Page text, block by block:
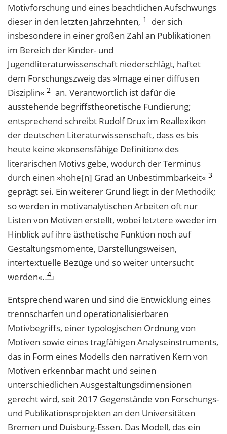
Motivforschung und eines beachtlichen Aufschwungs
dieser in den letzten Jahrzehnten, 1
der sich
insbesondere in einer großen Zahl an Publikationen
im Bereich der Kinder- und
Jugendliteraturwissenschaft niederschlägt, haftet
dem Forschungszweig das »Image einer diffusen
Disziplin« 2 an. Verantwortlich ist dafür die
ausstehende begriffstheoretische Fundierung;
entsprechend schreibt Rudolf Drux im Reallexikon
der deutschen Literaturwissenschaft, dass es bis
heute keine »konsensfähige Definition« des
literarischen Motivs gebe, wodurch der Terminus
durch einen »hohe[n] Grad an Unbestimmbarkeit« 3
geprägt sei. Ein weiterer Grund liegt in der Methodik;
so werden in motivanalytischen Arbeiten oft nur
Listen von Motiven erstellt, wobei letztere »weder im
Hinblick auf ihre ästhetische Funktion noch auf
Gestaltungsmomente, Darstellungsweisen,
intertextuelle Bezüge und so weiter untersucht
werden«. 4
Entsprechend waren und sind die Entwicklung eines
trennscharfen und operationalisierbaren
Motivbegriffs, einer typologischen Ordnung von
Motiven sowie eines tragfähigen Analyseinstruments,
das in Form eines Modells den narrativen Kern von
Motiven erkennbar macht und seinen
unterschiedlichen Ausgestaltungsdimensionen
gerecht wird, seit 2017 Gegenstände von Forschungs-
und Publikationsprojekten an den Universitäten
Bremen und Duisburg-Essen. Das Modell, das ein